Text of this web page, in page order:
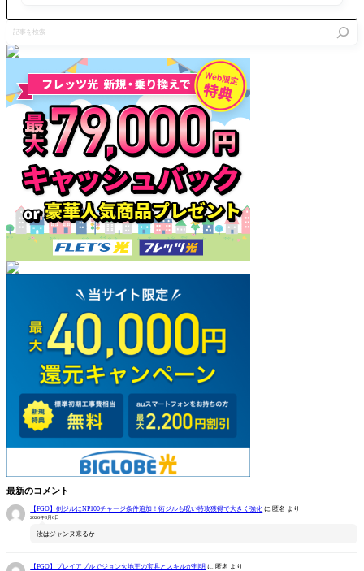
を
検
最新のコメント
【FGO】剣ジルにNP100チャージ条件追加！術ジルも呪い特攻獲得で大きく強化 に 匿名 より
2026年8月6日
汝はジャンヌ来るか
【FGO】プレイアブルでジョン欠地王の宝具とスキルが判明 に匿名 より
もいいん
ですよ！
『Quick
考察』
ルデアに
来て4人